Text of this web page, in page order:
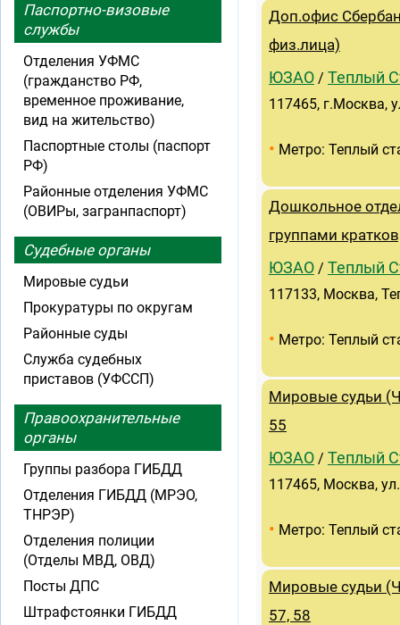
Доп.офис
физ.лица)
ЮЗАО / Теплый
117465, г.Москва,
• Метро: Теплый
Дошкольное
группами
ЮЗАО / Теплый
117133, Москва,
• Метро: Теплый
Мировые судьи
55
ЮЗАО / Теплый
117465, Москва,
• Метро: Теплый
Мировые судьи
57, 58
Паспортно-визовые
службы
Отделения УФМС
(гражданство РФ,
временное проживание,
вид на жительство)
Паспортные столы (паспорт
РФ)
Районные отделения УФМС
(ОВИРы, загранпаспорт)
Судебные органы
Мировые судьи
Прокуратуры по округам
Районные суды
Служба судебных
приставов (УФССП)
Правоохранительные
органы
Группы разбора ГИБДД
Отделения ГИБДД (МРЭО,
ТНРЭР)
Отделения полиции
(Отделы МВД, ОВД)
Посты ДПС
Штрафстоянки ГИБДД